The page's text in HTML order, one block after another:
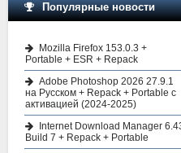
Популярные новости
Mozilla Firefox 153.0.3 +
Portable + ESR + Repack
Adobe Photoshop 2026 27.9.1
на Русском + Repack + Portable с
активацией (2024-2025)
Internet Download Manager
Build 7 + Repack + Portable